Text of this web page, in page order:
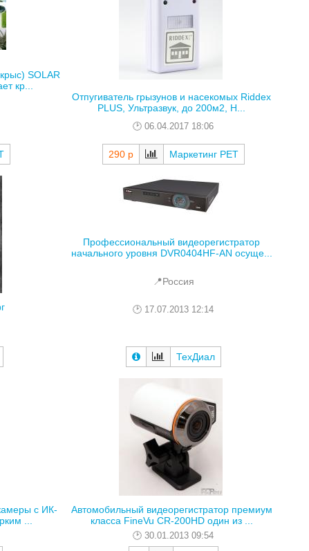
SOLAR
кр...
Отпугиватель грызунов и насекомых Riddex
PLUS, Ультразвук, до 200м2, Н...
06.04.2017 18:06
290 р Маркетинг РЕТ
Профессиональный видеорегистратор
начального уровня DVR0404HF-AN осуще...
📍Россия
17.07.2013 12:14
ТехДиал
с ИК-
...
Автомобильный видеорегистратор премиум
класса FineVu CR-200HD один из ...
30.01.2013 09:54